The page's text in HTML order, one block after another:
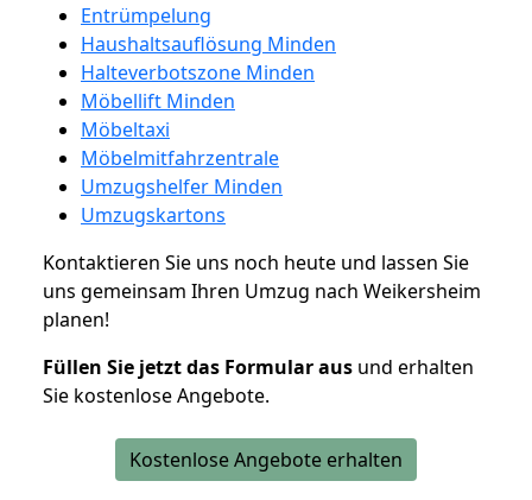
Entrümpelung
Haushaltsauflösung Minden
Halteverbotszone Minden
Möbellift Minden
Möbeltaxi
Möbelmitfahrzentrale
Umzugshelfer Minden
Umzugskartons
Kontaktieren Sie uns noch heute und lassen Sie
uns gemeinsam Ihren Umzug nach Weikersheim
planen!
Füllen Sie jetzt das Formular aus und erhalten
Sie kostenlose Angebote.
Kostenlose Angebote erhalten